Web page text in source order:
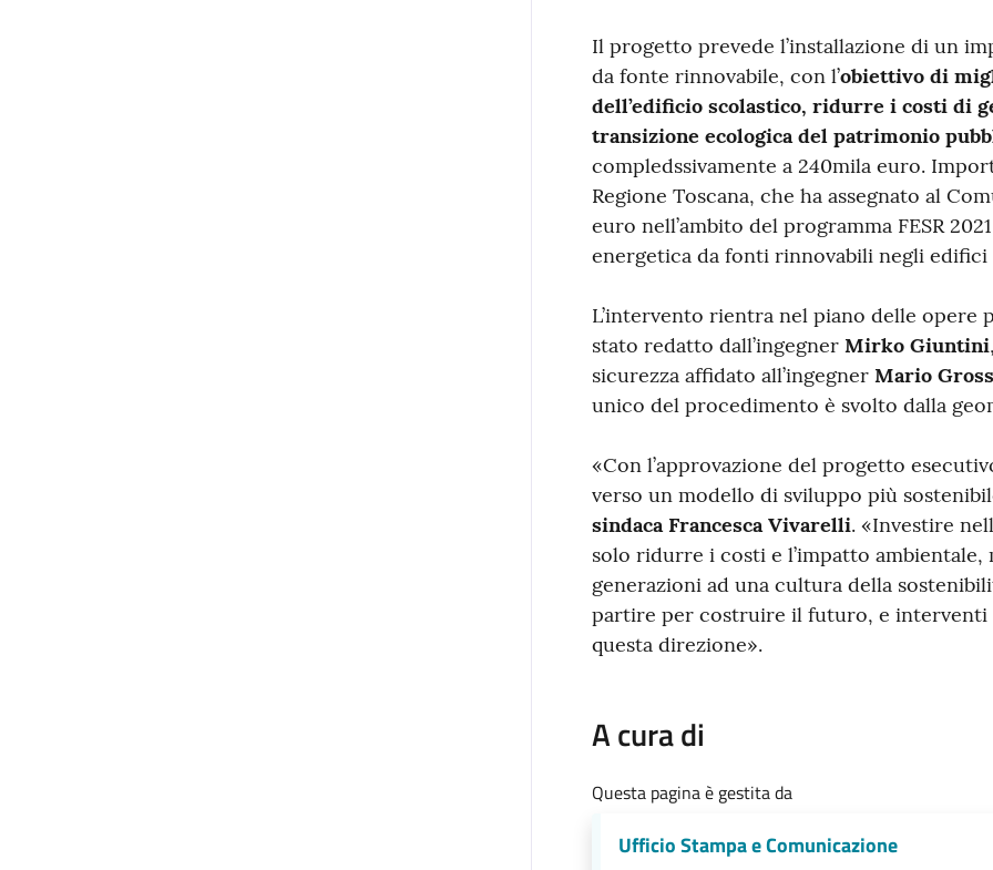
Il progetto prevede l’installazione di un
da fonte rinnovabile, con l’obiettivo di
dell’edificio scolastico, ridurre i costi di
transizione ecologica del patrimonio
compledssivamente a 240mila euro.
Regione Toscana, che ha assegnato al
euro nell’ambito del programma FESR
energetica da fonti rinnovabili negli
L’intervento rientra nel piano delle
stato redatto dall’ingegner Mirko Giuntini
sicurezza affidato all’ingegner Mario
unico del procedimento è svolto dalla
«Con l’approvazione del progetto
verso un modello di sviluppo più
sindaca Francesca Vivarelli. «Investire
solo ridurre i costi e l’impatto ambientale,
generazioni ad una cultura della
partire per costruire il futuro, e interventi
questa direzione».
A cura di
Questa pagina è gestita da
Ufficio Stampa e Comunicazione